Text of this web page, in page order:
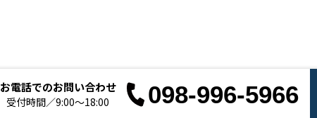
お電話でのお問い合わせ
受付時間／9:00～18:00 098-996-5966
お電